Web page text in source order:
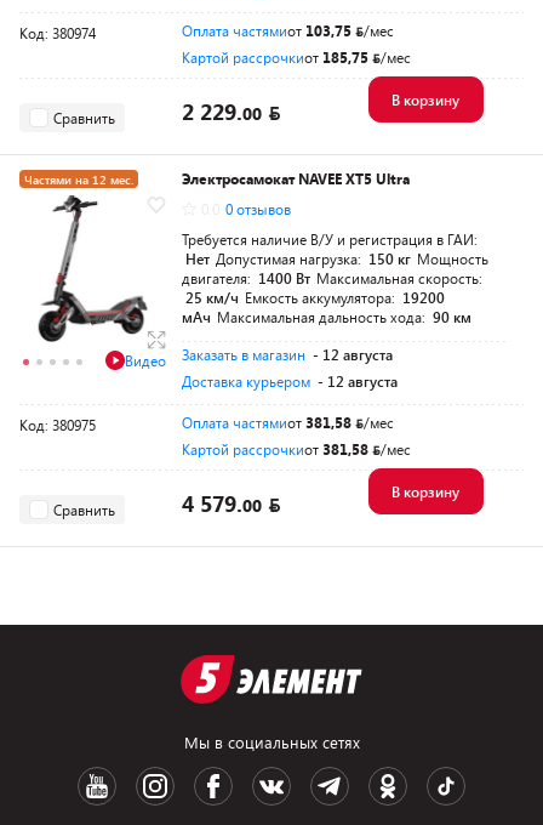
Код: 380974 Оплата частямиот 103,75
/мес
Картой рассрочкиот 185,75 /мес
Сравнить 2 229.00
В корзину
Частями на 12 мес.
Видео
Электросамокат NAVEE XT5 Ultra
0 отзывов
Требуется наличие В/У и регистрация в ГАИ:
Нет Допустимая нагрузка: 150 кг Мощность
двигателя: 1400 Вт Максимальная скорость:
25 км/ч Емкость аккумулятора: 19200
мАч Максимальная дальность хода: 90 км
Заказать в магазин - 12 августа
Доставка курьером - 12 августа
Код: 380975 Оплата частямиот381,58
/мес
Картой рассрочкиот381,58 /мес
Сравнить 4 579.00
В корзину
Мы в социальных сетях